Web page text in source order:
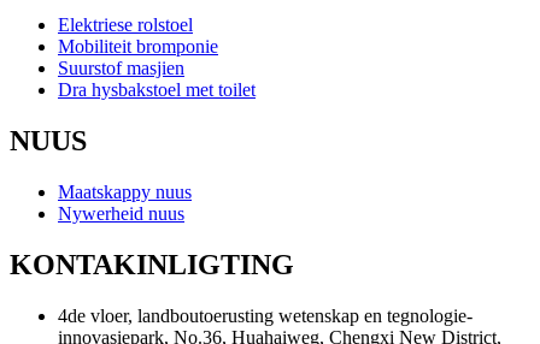
Elektriese rolstoel
Mobiliteit bromponie
Suurstof masjien
Dra hysbakstoel met toilet
NUUS
Maatskappy nuus
Nywerheid nuus
KONTAKINLIGTING
4de vloer, landboutoerusting wetenskap en tegnologie-
innovasiepark, No.36, Huahaiweg, Chengxi New District,